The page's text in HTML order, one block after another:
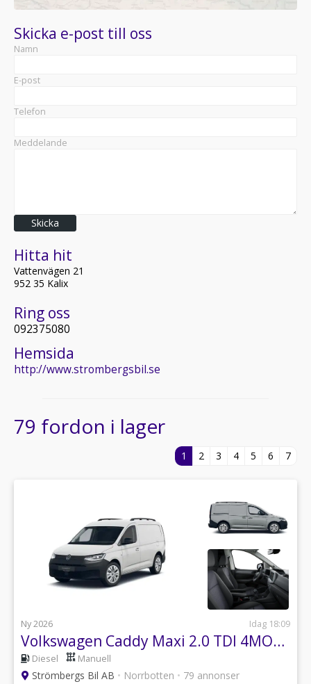
Skicka e-post till oss
Namn
E-post
Telefon
Meddelande
Skicka
Hitta hit
Vattenvägen 21
952 35 Kalix
Ring oss
092375080
Hemsida
http://www.strombergsbil.se
79 fordon i lager
1 2 3 4 5 6 7
Ny 2026 Idag 18:09
Volkswagen Caddy Maxi 2.0 TDI 4MOTION
Diesel Manuell
Strömbergs Bil AB • Norrbotten • 79 annonser